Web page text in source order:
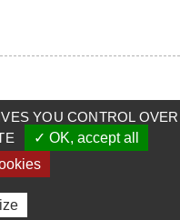
SUD. Tous droits
YOU CONTROL OVER
✓ OK, accept all